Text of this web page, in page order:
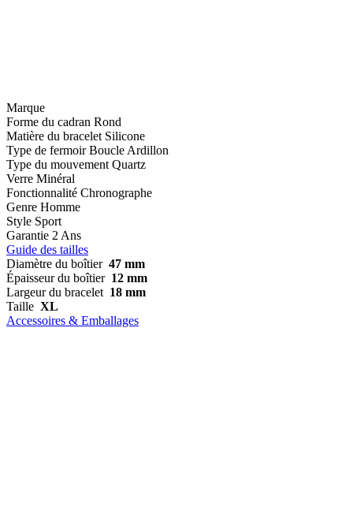
Marque
Forme du cadran Rond
Matière du bracelet Silicone
Type de fermoir Boucle Ardillon
Type du mouvement Quartz
Verre Minéral
Fonctionnalité Chronographe
Genre Homme
Style Sport
Garantie 2 Ans
Guide des tailles
Diamètre du boîtier 47 mm
Épaisseur du boîtier 12 mm
Largeur du bracelet 18 mm
Taille XL
Accessoires & Emballages